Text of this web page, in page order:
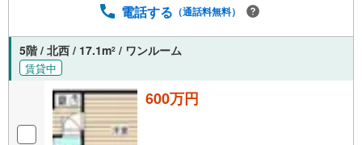
電話する （通話料無料）
5階 / 北西 / 17.1m2 / ワンルーム
賃貸中
600万円